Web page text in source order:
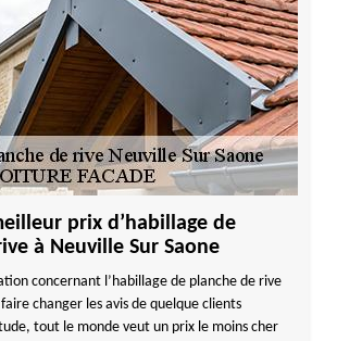
prix d’habillage de
à Neuville Sur Saone
concernant l’habillage de planche de rive
changer les avis de quelque clients
tout le monde veut un prix le moins cher